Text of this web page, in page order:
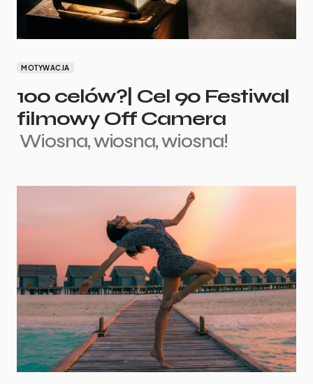
MOTYWACJA
100 celów?| Cel 90 Festiwal
filmowy Off Camera
Wiosna, wiosna, wiosna!